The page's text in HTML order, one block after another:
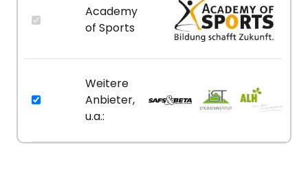
Academy
of Sports
Weitere
Anbieter,
u.a.: